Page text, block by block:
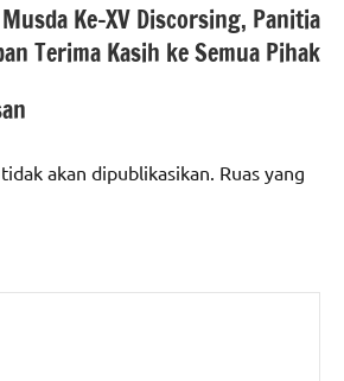
Ke-XV Discorsing, Panitia
Terima Kasih ke Semua Pihak
akan dipublikasikan. Ruas yang